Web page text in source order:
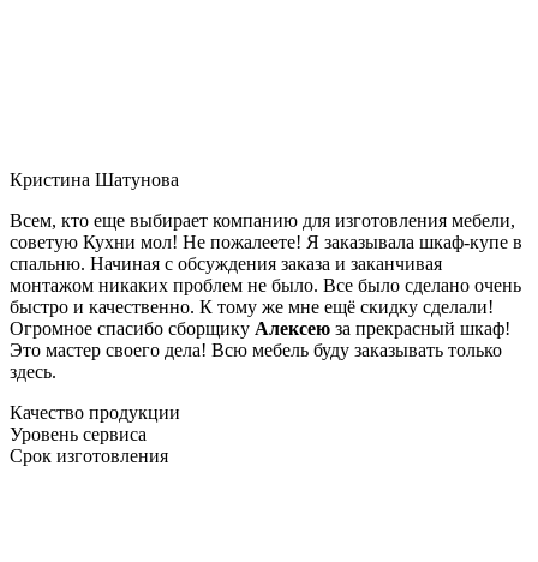
Кристина Шатунова
Всем, кто еще выбирает компанию для изготовления мебели,
советую Кухни мол! Не пожалеете! Я заказывала шкаф-купе в
спальню. Начиная с обсуждения заказа и заканчивая
монтажом никаких проблем не было. Все было сделано очень
быстро и качественно. К тому же мне ещё скидку сделали!
Огромное спасибо сборщику Алексею за прекрасный шкаф!
Это мастер своего дела! Всю мебель буду заказывать только
здесь.
Качество продукции
Уровень сервиса
Срок изготовления